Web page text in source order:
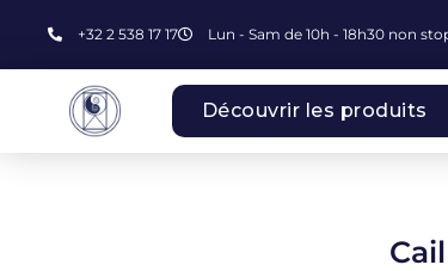
+32 2 538 17 17 Lun - Sam de 10h - 18h30 non
Découvrir les produits